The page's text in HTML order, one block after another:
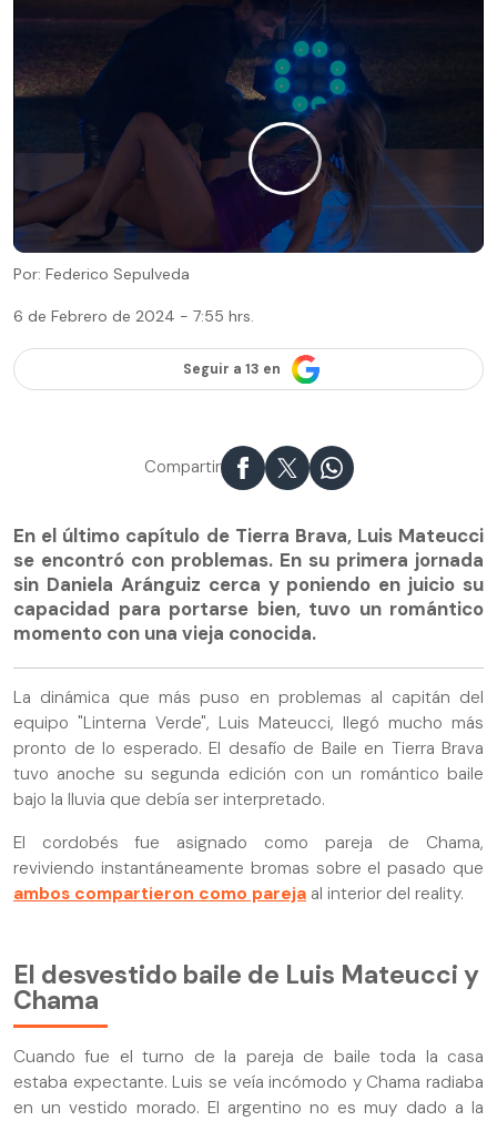
Por: Federico Sepulveda
6 de Febrero de 2024 - 7:55 hrs.
Seguir a 13 en
Compartir
En el último capítulo de Tierra Brava, Luis Mateucci
se encontró con problemas. En su primera jornada
sin Daniela Aránguiz cerca y poniendo en juicio su
capacidad para portarse bien, tuvo un romántico
momento con una vieja conocida.
La dinámica que más puso en problemas al capitán del
equipo "Linterna Verde", Luis Mateucci, llegó mucho más
pronto de lo esperado. El desafío de Baile en Tierra Brava
tuvo anoche su segunda edición con un romántico baile
bajo la lluvia que debía ser interpretado.
El cordobés fue asignado como pareja de Chama,
reviviendo instantáneamente bromas sobre el pasado que
ambos compartieron como pareja al interior del reality.
El desvestido baile de Luis Mateucci y
Chama
Cuando fue el turno de la pareja de baile toda la casa
estaba expectante. Luis se veía incómodo y Chama radiaba
en un vestido morado. El argentino no es muy dado a la